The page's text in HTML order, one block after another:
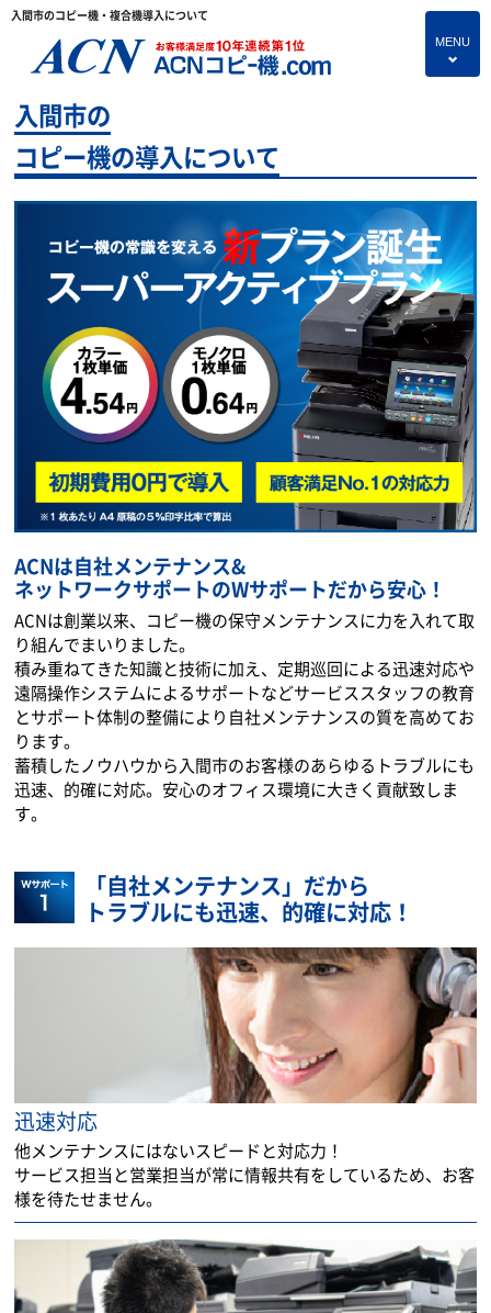
入間市のコピー機・複合機導入について
MENU
4
プランのご紹介
保守サービス
コピー機あれこれ
コピー機に関すること
よくあるご質問
独立・開業支援プラン
お問い合わせ
入間市の
コピー機の導入について
ACNは自社メンテナンス&
ネットワークサポートのWサポートだから安心！
ACNは創業以来、コピー機の保守メンテナンスに力を入れて取
り組んでまいりました。
積み重ねてきた知識と技術に加え、定期巡回による迅速対応や
遠隔操作システムによるサポートなどサービススタッフの教育
とサポート体制の整備により自社メンテナンスの質を高めてお
ります。
蓄積したノウハウから入間市のお客様のあらゆるトラブルにも
迅速、的確に対応。安心のオフィス環境に大きく貢献致しま
す。
「自社メンテナンス」だから
トラブルにも迅速、的確に対応！
迅速対応
他メンテナンスにはないスピードと対応力！
サービス担当と営業担当が常に情報共有をしているため、お客
様を待たせません。